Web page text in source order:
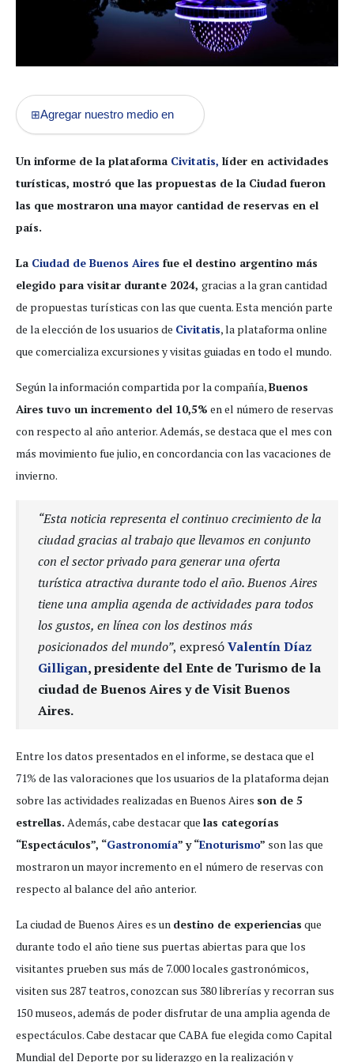
⊞Agregar nuestro medio en
Un informe de la plataforma Civitatis, líder en actividades
turísticas, mostró que las propuestas de la Ciudad fueron
las que mostraron una mayor cantidad de reservas en el
país.
La Ciudad de Buenos Aires fue el destino argentino más
elegido para visitar durante 2024, gracias a la gran cantidad
de propuestas turísticas con las que cuenta. Esta mención parte
de la elección de los usuarios de Civitatis, la plataforma online
que comercializa excursiones y visitas guiadas en todo el mundo.
Según la información compartida por la compañía,Buenos
Aires tuvo un incremento del 10,5% en el número de reservas
con respecto al año anterior. Además, se destaca que el mes con
más movimiento fue julio, en concordancia con las vacaciones de
invierno.
“Esta noticia representa el continuo crecimiento de la
ciudad gracias al trabajo que llevamos en conjunto
con el sector privado para generar una oferta
turística atractiva durante todo el año. Buenos Aires
tiene una amplia agenda de actividades para todos
los gustos, en línea con los destinos más
posicionados del mundo”, expresóValentín Díaz
Gilligan, presidente del Ente de Turismo de la
ciudad de Buenos Aires y de Visit Buenos
Aires.
Entre los datos presentados en el informe, se destaca que el
71% de las valoraciones que los usuarios de la plataforma dejan
sobre las actividades realizadas en Buenos Aires son de 5
estrellas. Además, cabe destacar que las categorías
“Espectáculos”, “Gastronomía” y “Enoturismo” son las que
mostraron un mayor incremento en el número de reservas con
respecto al balance del año anterior.
La ciudad de Buenos Aires es un destino de experiencias que
durante todo el año tiene sus puertas abiertas para que los
visitantes prueben sus más de 7.000 locales gastronómicos,
visiten sus 287 teatros, conozcan sus 380 librerías y recorran sus
150 museos, además de poder disfrutar de una amplia agenda de
espectáculos. Cabe destacar que CABA fue elegida como Capital
Mundial del Deporte por su liderazgo en la realización y